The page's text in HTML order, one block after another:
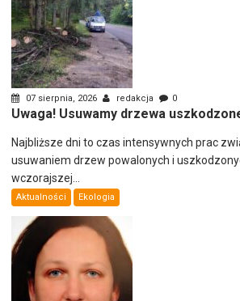
07 sierpnia, 2026 redakcja 0
Uwaga! Usuwamy drzewa
Najbliższe dni to czas intensywnych prac
usuwaniem drzew powalonych i
wczorajszej...
Aktualności Ekologia